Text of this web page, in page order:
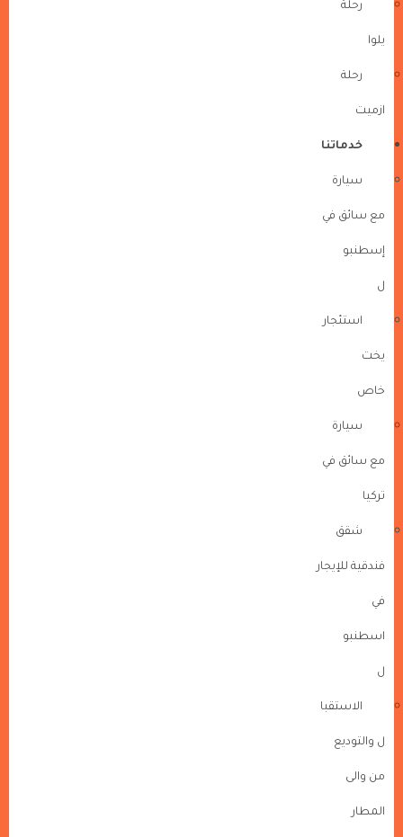
رحلة
يلوا
رحلة
ازميت
خدماتنا
سيارة
مع سائق في
إسطنبو
ل
استئجار
يخت
خاص
سيارة
مع سائق في
تركيا
شقق
فندقية للإيجار
في
اسطنبو
ل
الاستقبا
ل والتوديع
من والى
المطار